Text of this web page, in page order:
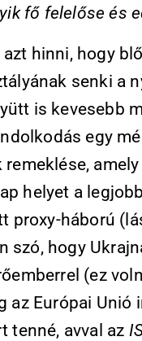
fő felelőse és
hinni, hogy
senki a
is kevesebb
egy
helyet a
proxy-háború
szó, hogy
(ez
az Európai
tenné, avval az